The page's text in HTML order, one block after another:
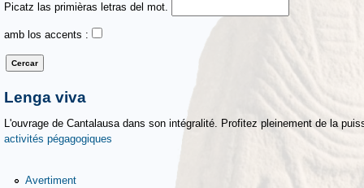
Picatz las primièras letras del mot.
amb los accents :
Lenga viva
L'ouvrage de Cantalausa dans son intégralité. Profitez pleinement de la
activités pégagogiques
Avertiment